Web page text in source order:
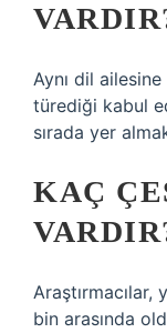
Aynı dil
türediği kabul
sırada yer
KAÇ
Araştırmacılar,
bin arasında